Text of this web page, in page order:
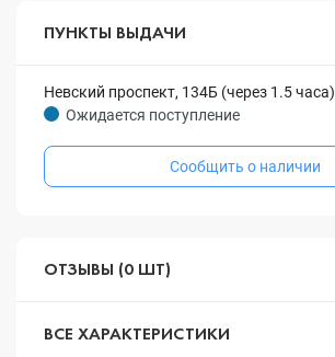
ПУНКТЫ ВЫДАЧИ
Невский проспект, 134Б (через 1.5 часа)
Ожидается поступление
Сообщить о наличии
ОТЗЫВЫ (0 ШТ)
ВСЕ ХАРАКТЕРИСТИКИ